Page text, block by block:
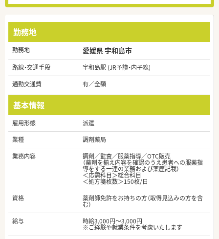
勤務地
勤務地 愛媛県 宇和島市
路線・交通手段
宇和島駅 (JR予讃・内子線)
通勤交通費
有／全額
基本情報
雇用形態
派遣
業種
調剤薬局
業務内容
調剤／監査／服薬指導／OTC販売
（薬剤を揃え内容を確認のうえ患者への服薬指
導をする一連の業務および薬歴記載）
＜応需科目＞総合科目
＜処方箋枚数＞150枚/日
資格
薬剤師免許をお持ちの方（取得見込みの方を含
む）
給与
時給3,000円～3,000円
※ご経験や就業条件を考慮いたします